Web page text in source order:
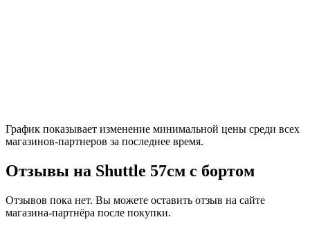
График показывает изменение минимальной цены среди всех
магазинов-партнеров за последнее время.
Отзывы на Shuttle 57см с бортом
Отзывов пока нет. Вы можете оставить отзыв на сайте
магазина-партнёра после покупки.